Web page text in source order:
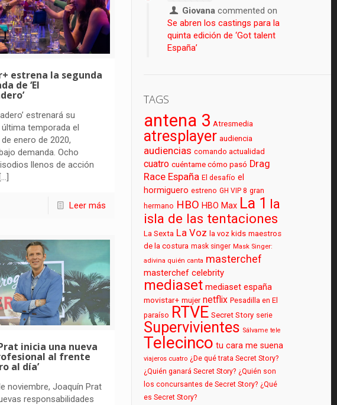
estrena la segunda
de ‘El
estrenará su
temporada el
enero de 2020,
demanda. Ocho
llenos de acción
[…]
Leer más
inicia una nueva
al frente
al día’
noviembre, Joaquín Prat
responsabilidades
Giovana commented on
Se abren los castings para la
quinta edición de ‘Got talent
España’
TAGS
antena 3 Atresmedia
atresplayer audiencia
audiencias comando actualidad
cuatro cuéntame cómo pasó Drag
Race España El desafío el
hormiguero estreno GH VIP 8 gran
hermano HBO HBO Max La 1 la
isla de las tentaciones
La Sexta La Voz la voz kids maestros
de la costura mask singer Mask Singer:
adivina quién canta masterchef
masterchef celebrity
mediaset mediaset españa
movistar+ mujer netflix Pesadilla en El
paraíso RTVE Secret Story serie
Supervivientes Sálvame tele
Telecinco tu cara me suena
viajeros cuatro ¿De qué trata Secret Story?
¿Quién ganará Secret Story? ¿Quién son
los concursantes de Secret Story? ¿Qué
es Secret Story?